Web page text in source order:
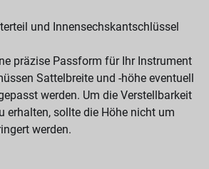
und Innensechskantschlüssel
präzise Passform für Ihr Instrument
Sattelbreite und -höhe eventuell
werden. Um die Verstellbarkeit
erhalten, sollte die Höhe nicht um
werden.